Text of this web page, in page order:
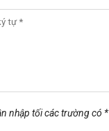
nhập tối các trường có *